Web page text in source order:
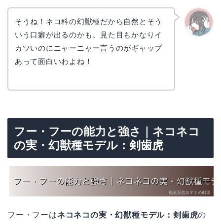
そうね！ネコ科の幻獣種だから自然とそう
いう口癖が出るのかも。見た目もかなりイ
カツいのにニャーニャー言うのがギャップ
あって面白いわよね！
フー・フーの能力と強さ｜ネコネコ
の実・幻獣種モデル：剣歯虎
フー・フーはネコネコの実・幻獣種モデル：剣歯虎の